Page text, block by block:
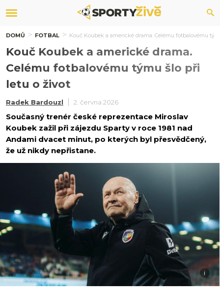
DOMŮ FOTBAL Kouč Koubek a americké drama. Celému fotbalovému
Kouč Koubek a americké drama.
Celému fotbalovému týmu šlo při
letu o život
Radek Bardouzl 2. června 2026
Současný trenér české reprezentace Miroslav
Koubek zažil při zájezdu Sparty v roce 1981 nad
Andami dvacet minut, po kterých byl přesvědčený,
že už nikdy nepřistane.
i